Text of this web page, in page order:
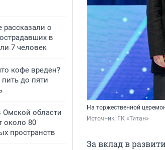
о
в
7 человек
кофе вреден?
до пяти
Омской области
около 80
пространств
На торжественной
Источник: ГК «Титан»
За вклад в